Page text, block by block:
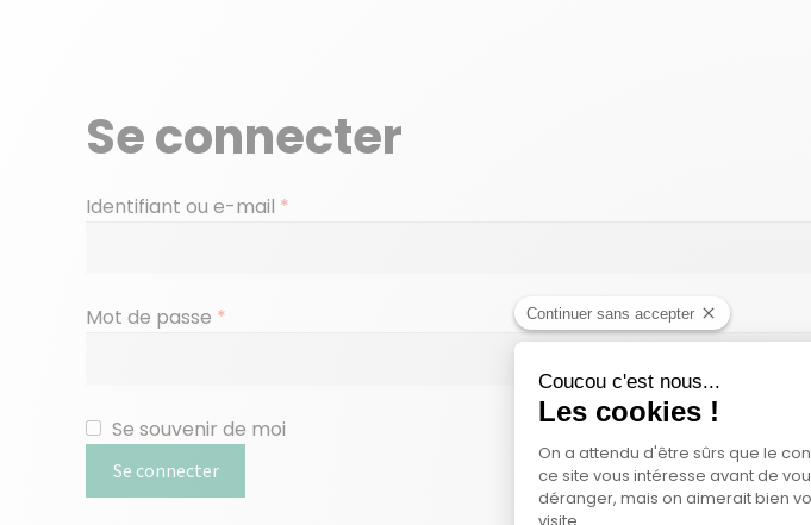
Se connecter
Identifiant ou e-mail *
Mot de passe *
Se souvenir de moi
Se connecter